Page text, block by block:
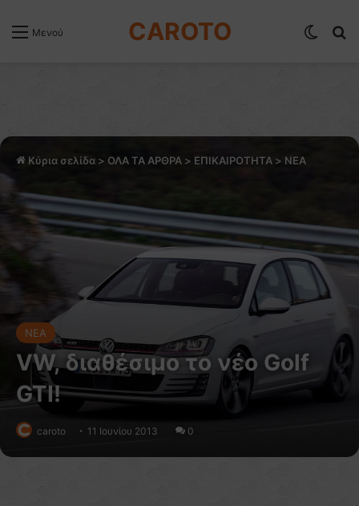
Μενού CAROTO
Κύρια σελίδα > ΟΛΑ ΤΑ ΑΡΘΡΑ > ΕΠΙΚΑΙΡΟΤΗΤΑ > NEA
NEA
VW, διαθέσιμο το νέο Golf
GTI!
caroto 11 Ιουνίου 2013 0